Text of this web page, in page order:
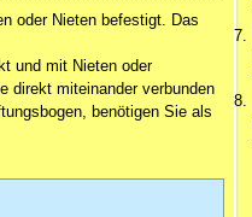
oder Nieten befestigt. Das
und mit Nieten oder
direkt miteinander verbunden
benötigen Sie als